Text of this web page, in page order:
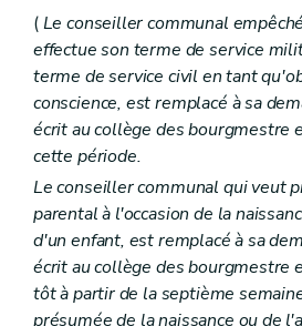
Art. 222 et 223
Art. 223bis
Art. 224
Art. 225
Art. 226
Art. 226bis
Art. 227
Art. 227
Art. 228
Art. 229
Art. 230
Titre V Des biens et revenus
Chapitre premier Des
Art. 231
Chapitre II
Des contrats
(Le conseiller communal
effectue son terme de service
terme de service civil en tant
conscience, est remplacé à sa
écrit au collège des bourgmestre
cette période.
Le conseiller communal qui veut
parental à l'occasion de la
d'un enfant, est remplacé à sa
écrit au collège des bourgmestre
tôt à partir de la septième
présumée de la naissance ou de